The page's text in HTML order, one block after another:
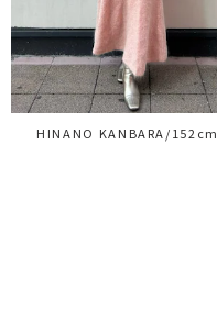
HINANO KANBARA/152cm